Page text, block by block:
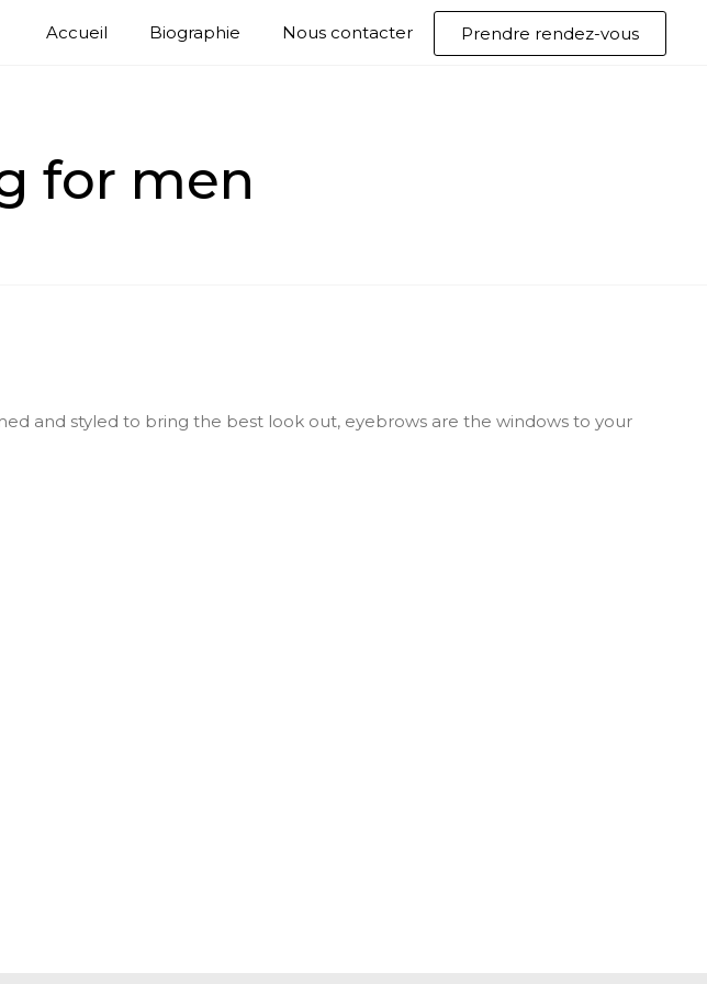
Accueil Biographie Nous contacter Prendre rendez-vous
for men
and styled to bring the best look out, eyebrows are the windows to your